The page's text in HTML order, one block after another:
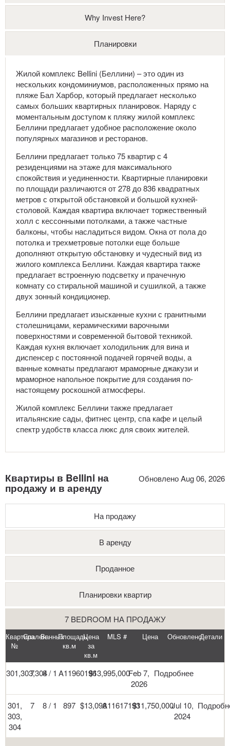
Why Invest Here?
Планировки
Жилой комплекс Bellini (Беллини) – это один из
нескольких кондоминиумов, расположенных прямо на
пляже Бал Харбор, который предлагает несколько
самых больших квартирных планировок. Наряду с
моментальным доступом к пляжу жилой комплекс
Беллини предлагает удобное расположение около
популярных магазинов и ресторанов.
Беллини предлагает только 75 квартир с 4
резиденциями на этаже для максимального
спокойствия и уединенности. Квартирные планировки
по площади различаются от 278 до 836 квадратных
метров с открытой обстановкой и большой кухней-
столовой. Каждая квартира включает торжественный
холл с кессонными потолками, а также частные
балконы, чтобы насладиться видом. Окна от пола до
потолка и трехметровые потолки еще больше
дополняют открытую обстановку и чудесный вид из
жилого комплекса Беллини. Каждая квартира также
предлагает встроенную подсветку и прачечную
комнату со стиральной машиной и сушилкой, а также
двух зонный кондиционер.
Беллини предлагает изысканные кухни с гранитными
столешницами, керамическими варочными
поверхностями и современной бытовой техникой.
Каждая кухня включает холодильник для вина и
диспенсер с постоянной подачей горячей воды, а
ванные комнаты предлагают мраморные джакузи и
мраморное напольное покрытие для создания по-
настоящему роскошной атмосферы.
Жилой комплекс Беллини также предлагает
итальянские сады, фитнес центр, спа кафе и целый
спектр удобств класса люкс для своих жителей.
Обновлено Aug 06, 2026
Квартиры в Bellini на
продажу и в аренду
На продажу
В аренду
Проданное
Планировки квартир
7 BEDROOM НА ПРОДАЖУ
Квартира
№
СпаленВанныхПлощадь
кв.м
Цена
за
кв.м
MLS # Цена ОбновленоДетали
301,303,304
7 8 / 1 A11960196$13,995,000Feb 7,
2026
Подробнее
301,
303,
304
7 8 / 1 897 $13,098A11617193$11,750,000Jul 10,
2024